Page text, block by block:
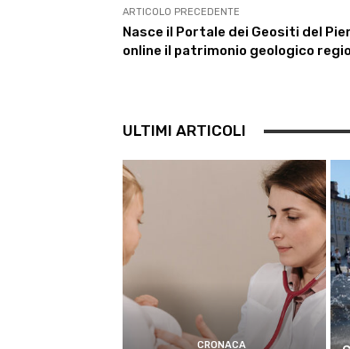
o
k
r
p
p
a
m
n
ARTICOLO PRECEDENTE
Nasce il Portale dei Geositi del
online il patrimonio geologico
ULTIMI ARTICOLI
CRONACA